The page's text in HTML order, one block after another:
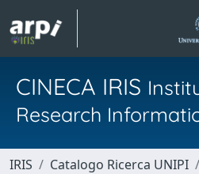
CINECA IRIS
Research
IRIS Catalogo Ricerca UNIPI